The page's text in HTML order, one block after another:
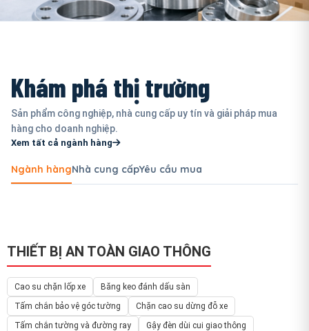
Khám phá thị trường
Sản phẩm công nghiệp, nhà cung cấp uy tín và giải pháp mua
hàng cho doanh nghiệp.
Xem tất cả ngành hàng
Ngành hàngNhà cung cấpYêu cầu mua
THIẾT BỊ AN TOÀN GIAO THÔNG
Cao su chặn lốp xe
Băng keo đánh dấu sàn
Tấm chắn bảo vệ góc tường
Chặn cao su dừng đỗ xe
Tấm chắn tường và đường ray
Gậy đèn dùi cui giao thông